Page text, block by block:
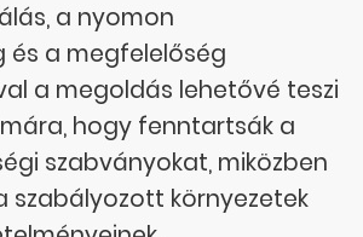
a nyomon
és a megfelelőség
a megoldás lehetővé teszi
hogy fenntartsák a
szabványokat, miközben
szabályozott környezetek